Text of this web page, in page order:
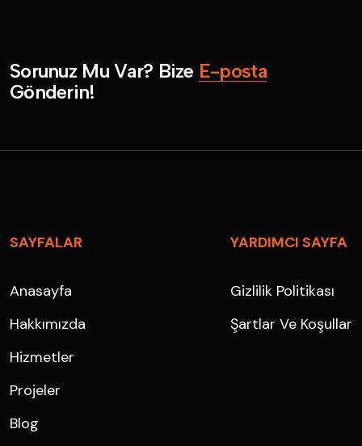
Sorunuz Mu Var? Bize E-posta
Gönderin!
SAYFALAR
Anasayfa
Hakkımızda
Hizmetler
Projeler
Blog
YARDIMCI SAYFA
Gizlilik Politikası
Şartlar Ve Koşullar